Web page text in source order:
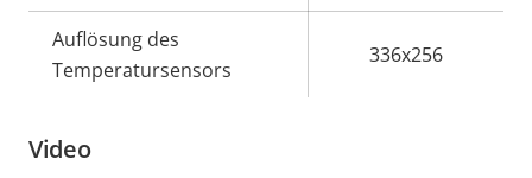
Auflösung des
Temperatursensors
336x256
Video